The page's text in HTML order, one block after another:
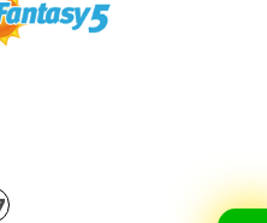
注不限額！